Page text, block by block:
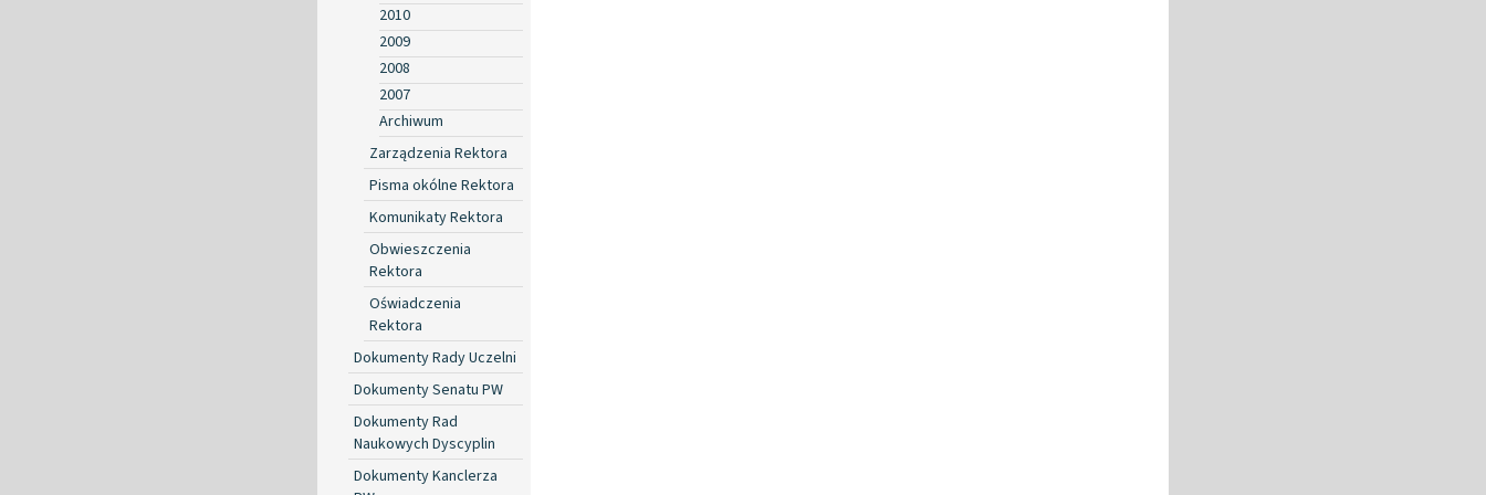
2010
2009
2008
2007
Archiwum
Zarządzenia Rektora
Pisma okólne Rektora
Komunikaty Rektora
Obwieszczenia
Rektora
Oświadczenia
Rektora
Dokumenty Rady Uczelni
Dokumenty Senatu PW
Dokumenty Rad
Naukowych Dyscyplin
Dokumenty Kanclerza